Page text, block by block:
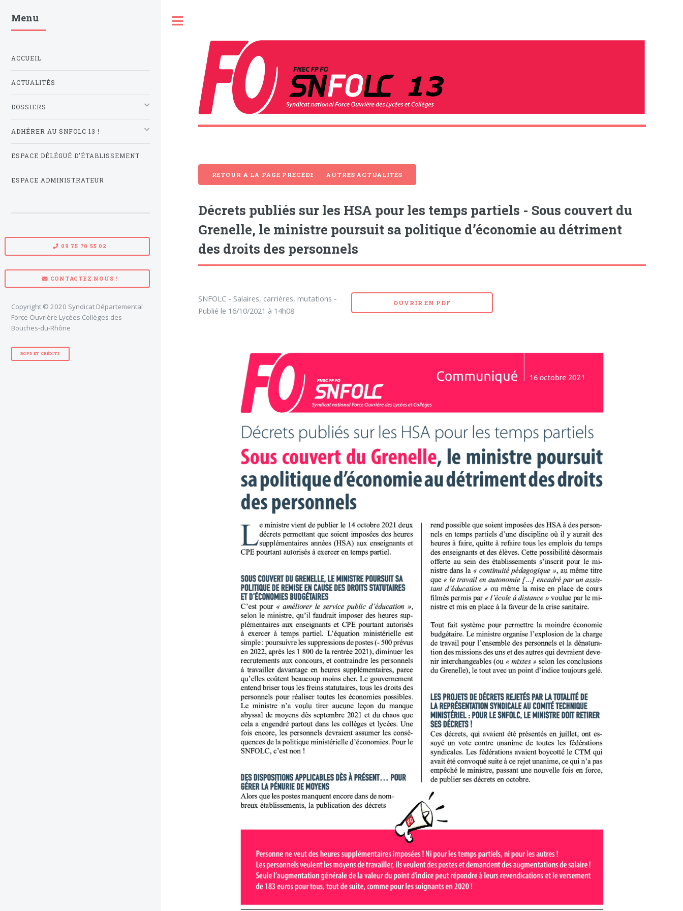
RETOUR À LA PAGE PRÉCÉDENTEAUTRES ACTUALITÉS
Décrets publiés sur les HSA pour les temps partiels - Sous couvert du
Grenelle, le ministre poursuit sa politique d’économie au détriment
des droits des personnels
SNFOLC - Salaires, carrières, mutations -
Publié le 16/10/2021 à 14h08.
OUVRIR EN PDF
Menu
ACCUEIL
ACTUALITÉS
DOSSIERS
ADHÉRER AU SNFOLC 13 !
ESPACE DÉLÉGUÉ D'ÉTABLISSEMENT
ESPACE ADMINISTRATEUR
09 75 70 55 02
CONTACTEZ NOUS !
Copyright © 2020 Syndicat Départemental
Force Ouvrière Lycées Collèges des
Bouches-du-Rhône
RGPD ET CRÉDITS